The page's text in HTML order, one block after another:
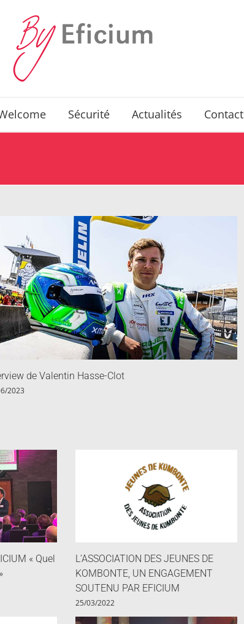
Sécurité Actualités Contact
de Valentin Hasse-Clot
2023
« Quel
L’ASSOCIATION DES JEUNES DE
KOMBONTE, UN ENGAGEMENT
SOUTENU PAR EFICIUM
25/03/2022